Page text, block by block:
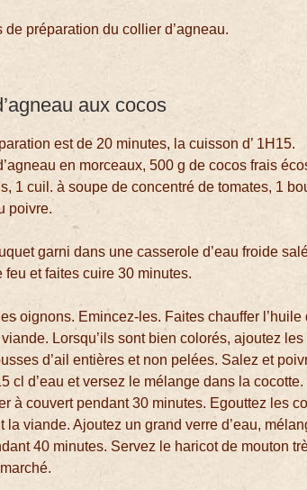
préparation du collier d’agneau.
aux cocos
est de 20 minutes, la cuisson d’ 1H15.
en morceaux, 500 g de cocos frais
1 cuil. à soupe de concentré de tomates, 1
poivre.
garni dans une casserole d’eau froide
et faites cuire 30 minutes.
oignons. Emincez-les. Faites chauffer
Lorsqu’ils sont bien colorés, ajoutez les
d’ail entières et non pelées. Salez et
cl d’eau et versez le mélange dans la
à couvert pendant 30 minutes. Egouttez les
la viande. Ajoutez un grand verre d’eau,
40 minutes. Servez le haricot de mouton